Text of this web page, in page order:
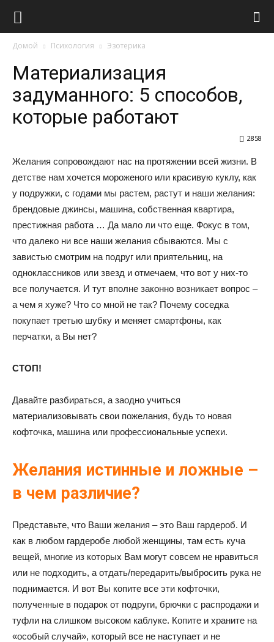
Домой Психология Эзотерика
Материализация
задуманного: 5 способов,
которые работают
2858
Желания сопровождают нас на протяжении всей жизни. В
детстве нам хочется мороженого или красивую куклу, как
у подружки, с годами мы растем, растут и наши желания:
брендовые джинсы, машина, собственная квартира,
престижная работа … Да мало ли что еще. Фокус в том,
что далеко ни все наши желания сбываются. Мы с
завистью смотрим на подруг или приятельниц, на
одноклассников или звезд и отмечаем, что вот у них-то
все получается. И тут вполне законно возникает вопрос –
а чем я хуже? Что со мной не так? Почему соседка
покупает третью шубку и меняет смартфоны, как
перчатки, а Вы нет?
СТОП!
Давайте разбираться, а заодно учиться
материализовывать свои пожелания, будь то новая
кофточка, машина или профессиональные успехи.
Желания истинные и ложные –
в чем различие?
Представьте, что Ваши желания – это Ваш гардероб. И
как в любом гардеробе любой женщины, там есть куча
вещей, многие из которых Вам могут совсем не нравиться
или не подходить, а отдать/передарить/выбросить рука не
поднимается. И вот Вы копите все эти кофточки,
полученные в подарок от подруги, брючки с распродажи и
туфли на слишком высоком каблуке. Копите и храните на
«особый случай», который все не наступает и не